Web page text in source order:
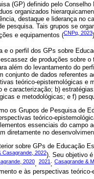
(GP) definido pelo
organizados
destaque e liderança no
pesquisa. Tais grupos se
e equipamentos (CNPq, 2023
e o perfil dos GPs sobre
de produções sobre
além do levantamento do
conjunto de dados referentes
teórico-epistemológicas e
caracterização; b)
e metodológicas; e f)
os Grupos de Pesquisa de
teórico-
essenciais do campo
diretamente no
sobre GPs de Educação
Casagrande, 2022). Seu objetivo
2020, 2021 ; Casagrande &
e às perspectivas teórico-